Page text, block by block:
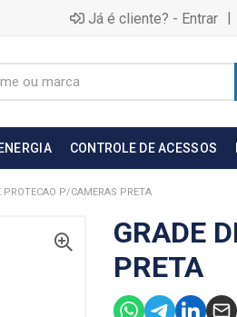
Já é cliente? - Entrar |
ENERGIA CONTROLE DE ACESSOS
PROTECAO P/CAMERAS PRETA
GRADE
PRETA